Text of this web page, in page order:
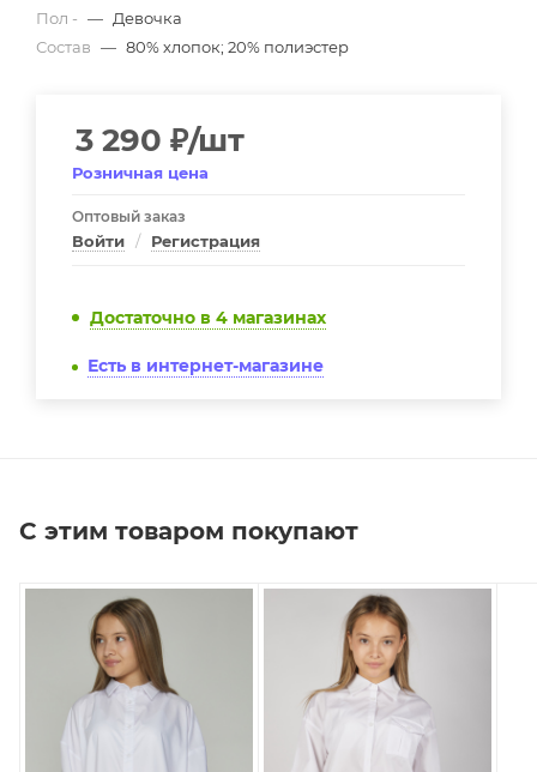
Пол - — Девочка
Состав — 80% хлопок; 20% полиэстер
3 290 ₽/шт
Розничная цена
Оптовый заказ
Войти / Регистрация
Достаточно в 4 магазинах
Есть в интернет-магазине
С этим товаром покупают